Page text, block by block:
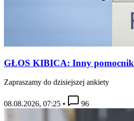
GŁOS KIBICA: Inny pomocnik
Zapraszamy do dzisiejszej ankiety
08.08.2026, 07:25 • 96